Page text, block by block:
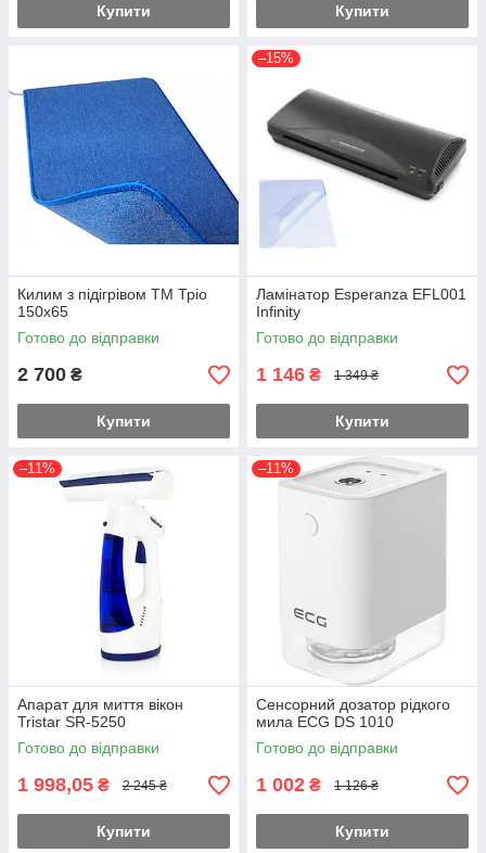
Купити Купити
Килим з підігрівом ТМ Тріо
150х65
Готово до відправки
2 700 ₴
Купити
–15%
Ламінатор Esperanza EFL001
Infinity
Готово до відправки
1 146 ₴ 1 349 ₴
Купити
–11%
Апарат для миття вікон
Tristar SR-5250
Готово до відправки
1 998,05 ₴ 2 245 ₴
Купити
–11%
Сенсорний дозатор рідкого
мила ECG DS 1010
Готово до відправки
1 002 ₴ 1 126 ₴
Купити